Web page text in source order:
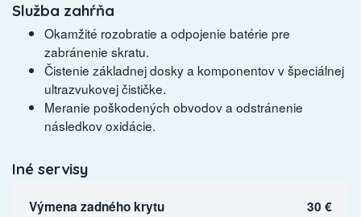
Služba zahŕňa
Okamžité rozobratie a odpojenie batérie pre
zabránenie skratu.
Čistenie základnej dosky a komponentov v špeciálnej
ultrazvukovej čističke.
Meranie poškodených obvodov a odstránenie
následkov oxidácie.
Iné servisy
Výmena zadného krytu 30 €